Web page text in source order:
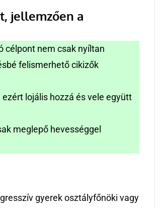
jellemzően a
célpont nem csak nyíltan
felismerhető cikizők
lojális hozzá és vele együtt
meglepő hevességgel
gyerek osztályfőnöki vagy